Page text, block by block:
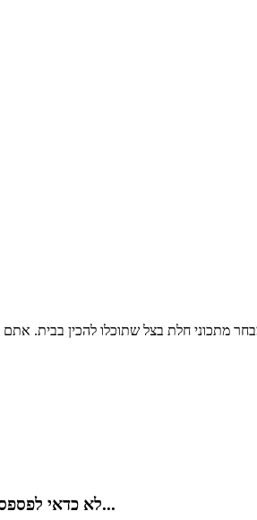
מתכוני חלת בצל שתוכלו להכין בבית.
לא כדאי לפספס...